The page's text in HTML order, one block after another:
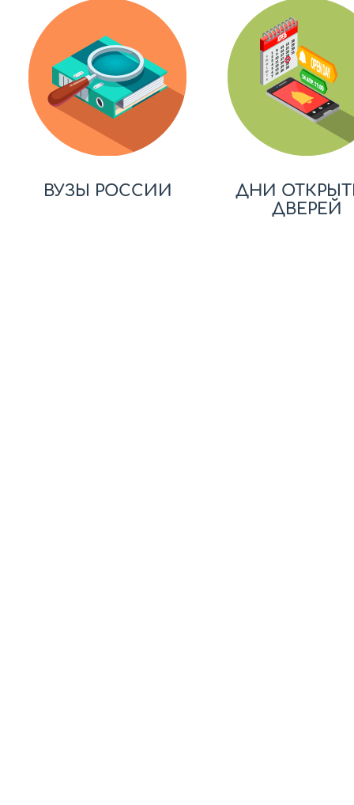
ВУЗЫ РОССИИ
ДНИ
ДВЕРЕЙ